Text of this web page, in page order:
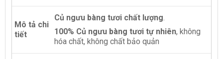
Mô tả chi
tiết
Củ ngưu bàng tươi chất lượng.
100% Củ ngưu bàng tươi tự nhiên, không
hóa chất, không chất bảo quản